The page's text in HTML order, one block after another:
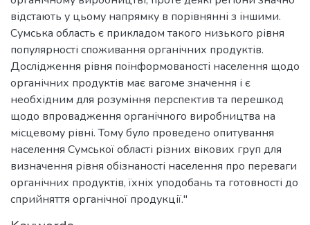
відстають у цьому напрямку в порівнянні з іншими.
Сумська область є прикладом такого низького рівня
популярності споживання органічних продуктів.
Дослідження рівня поінформованості населення щодо
органічних продуктів має вагоме значення і є
необхідним для розуміння перспектив та перешкод
щодо впровадження органічного виробництва на
місцевому рівні. Тому було проведено опитування
населення Сумської області різних вікових груп для
визначення рівня обізнаності населення про переваги
органічних продуктів, їхніх уподобань та готовності до
сприйняття органічної продукції."